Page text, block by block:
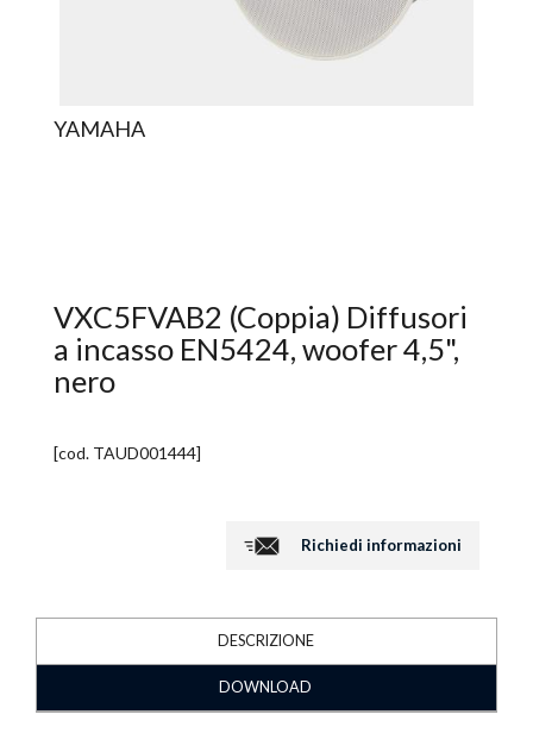
YAMAHA
VXC5FVAB2 (Coppia) Diffusori
a incasso EN5424, woofer 4,5",
nero
[cod. TAUD001444]
Richiedi informazioni
DESCRIZIONE
DOWNLOAD